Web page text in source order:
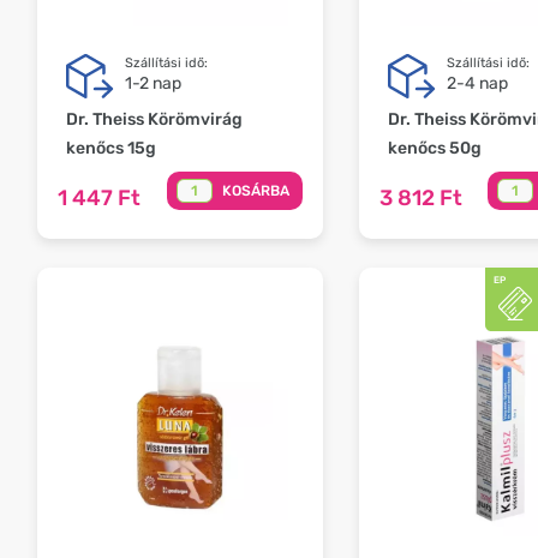
Szállítási idő:
1-2 nap
Dr. Theiss Körömvirág
kenőcs 15g
1 447 Ft KOSÁRBA
Szállítási idő:
2-4 nap
Dr. Theiss
kenőcs 50g
3 812 Ft